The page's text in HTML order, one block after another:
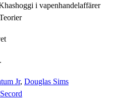
i vapenhandelaffärer
Jr, Douglas Sims